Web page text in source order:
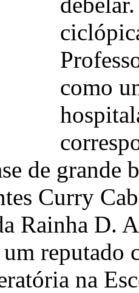
como
de
Curry
Rainha D.
reputado
na